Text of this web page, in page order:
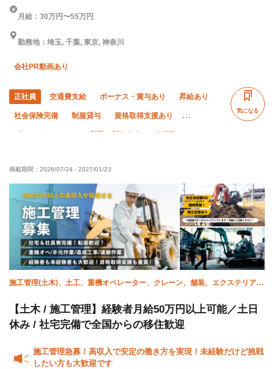
月給：30万円〜55万円
勤務地：埼玉, 千葉, 東京, 神奈川
会社PR動画あり
正社員 交通費支給 ボーナス・賞与あり 昇給あり
社会保険完備 制服貸与 資格取得支援あり
残業月10時間以下 夜勤あり
完全週休二日制 土日休み 年末年始休暇
車・バイク通勤OK 転勤なし
気になる
掲載期間： 2026/07/24 - 2027/01/23
施工管理(土木)、土工、重機オペレーター、クレーン、舗装、エクステリア・
【土木 / 施工管理】経験者月給50万円以上可能／土日
休み / 社宅完備で全国からの移住歓迎
施工管理急募！高収入で安定の働き方を実現！未経験だけど挑戦
したい方も大歓迎です